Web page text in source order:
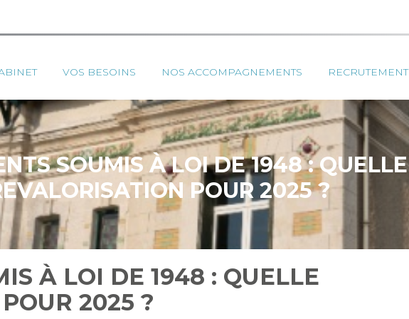
VOS BESOINS NOS ACCOMPAGNEMENTS RECRUTEMENT
SOUMIS À LOI DE 1948 : QUELLE
POUR 2025 ?
À LOI DE 1948 : QUELLE
2025 ?